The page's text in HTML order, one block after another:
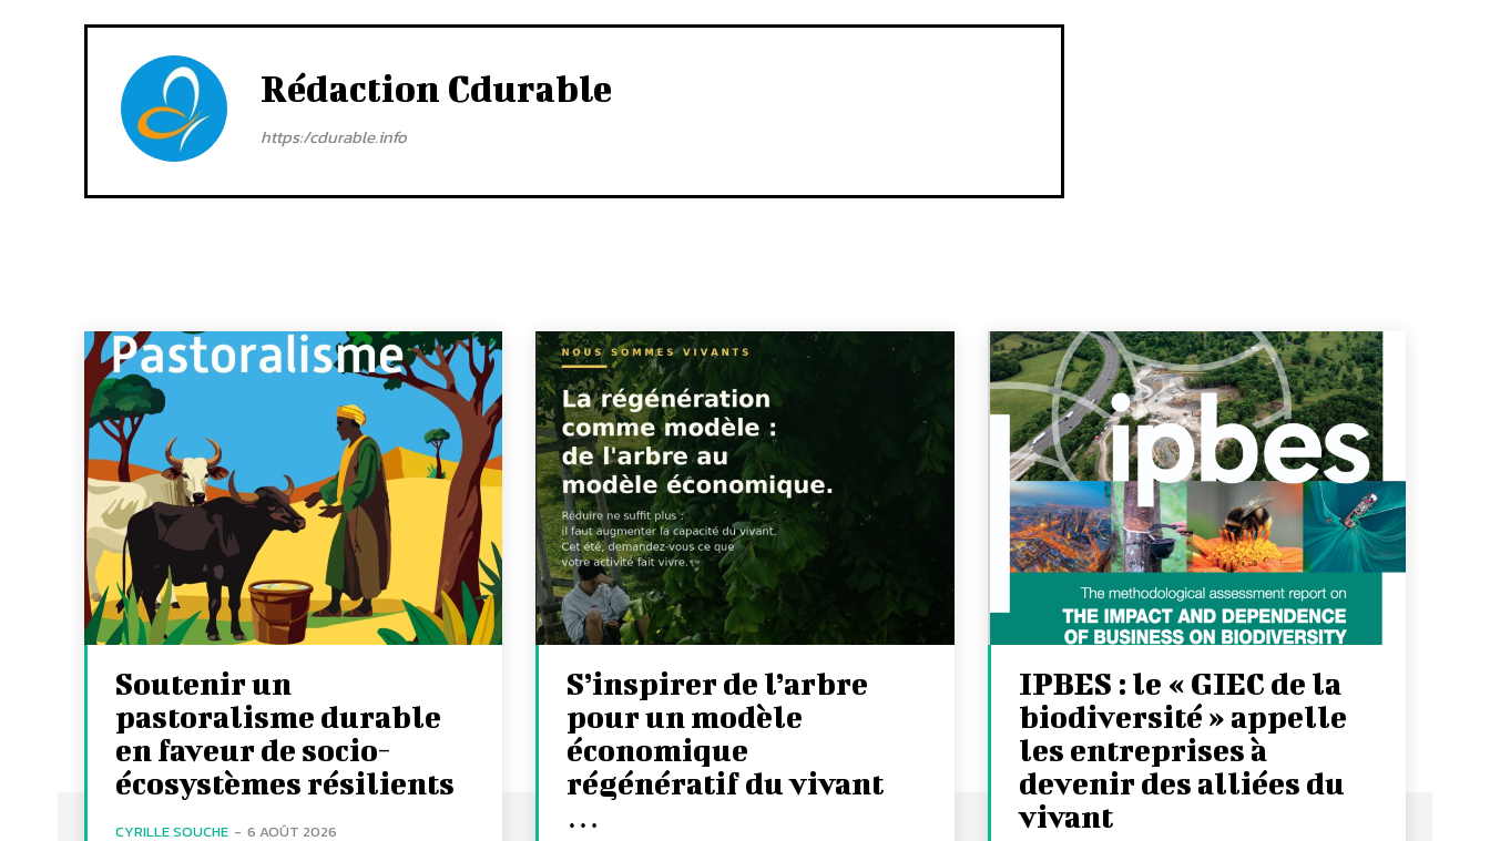
Rédaction Cdurable
https:/cdurable.info
Soutenir un
pastoralisme durable
en faveur de socio-
écosystèmes résilients
CYRILLE SOUCHE - 6 AOÛT 2026
S’inspirer de l’arbre
pour un modèle
économique
régénératif du vivant
…
IPBES : le « GIEC de la
biodiversité » appelle
les entreprises à
devenir des alliées du
vivant